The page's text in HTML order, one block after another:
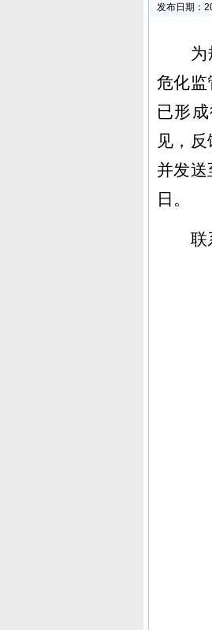
发布日期：
危化监
已形
见，
并发送
日。
联